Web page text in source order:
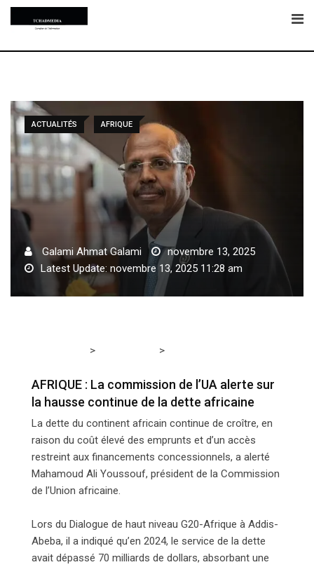
Skip
ACTUALITÉS AFRIQUE
Galami Ahmat Galami
novembre 13, 2025
Latest Update: novembre 13, 2025 11:28 am
> >
AFRIQUE : La commission de l’UA alerte sur
la hausse continue de la dette africaine
La dette du continent africain continue de croître, en
raison du coût élevé des emprunts et d’un accès
restreint aux financements concessionnels, a alerté
Mahamoud Ali Youssouf, président de la Commission
de l’Union africaine.
Lors du Dialogue de haut niveau G20-Afrique à Addis-
Abeba, il a indiqué qu’en 2024, le service de la dette
avait dépassé 70 milliards de dollars, absorbant une